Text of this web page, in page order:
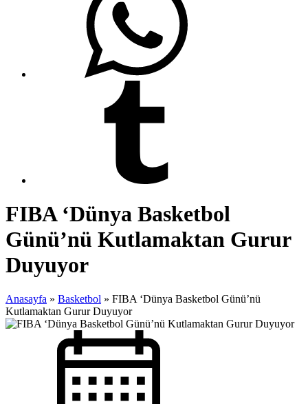
FIBA ‘Dünya Basketbol
Günü’nü Kutlamaktan Gurur
Duyuyor
Anasayfa » Basketbol » FIBA ‘Dünya Basketbol Günü’nü
Kutlamaktan Gurur Duyuyor